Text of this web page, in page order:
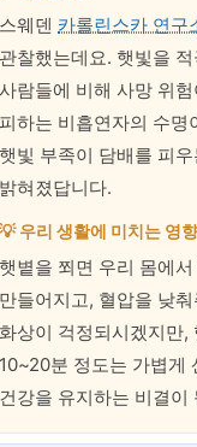
스웨덴 카롤린스카 연구
관찰했는데요. 햇빛을
사람들에 비해 사망 위
피하는 비흡연자의 수명
햇빛 부족이 담배를 피
밝혀졌답니다.
💡 우리 생활에 미치는 영향
햇볕을 쬐면 우리 몸에
만들어지고, 혈압을 낮
화상이 걱정되시겠지만,
10~20분 정도는 가볍게
건강을 유지하는 비결이